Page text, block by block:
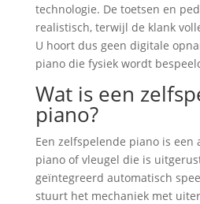
technologie. De toetsen en
realistisch, terwijl de klank
U hoort dus geen digitale
piano die fysiek wordt
Wat is een
piano?
Een zelfspelende piano is een
piano of vleugel die is
geïntegreerd automatisch
stuurt het mechaniek met